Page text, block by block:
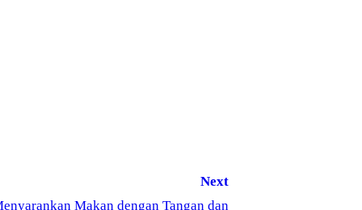
Next
Makan dengan Tangan dan